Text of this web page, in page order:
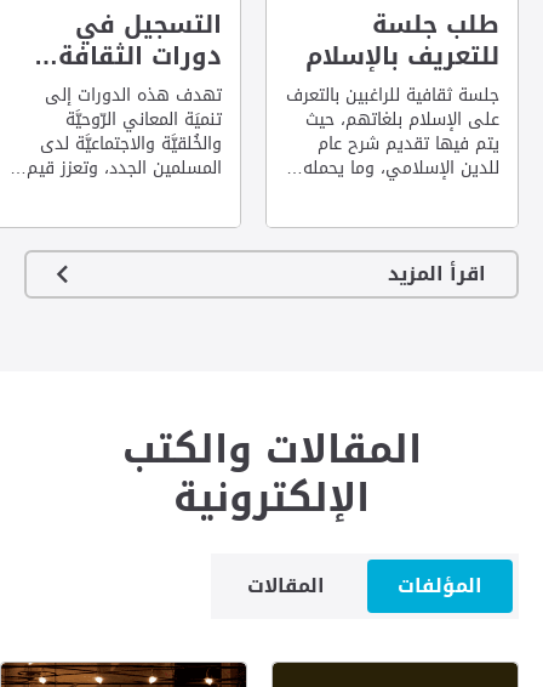
طلب جلسة
للتعريف بالإسلام
جلسة ثقافية للراغبين بالتعرف
على الإسلام بلغاتهم، حيث
يتم فيها تقديم شرح عام
للدين الإسلامي، وما يحمله…
عرض التفاصيل
التسجيل في
دورات الثقافة…
تهدف هذه الدورات إلى
تنميَة المعاني الرّوحيَّة
والخُلقيَّة والاجتماعيَّة لدى
المسلمين الجدد، وتعزز قيم…
عرض التفاصيل
اقرأ المزيد
المقالات والكتب
الإلكترونية
المؤلفات المقالات